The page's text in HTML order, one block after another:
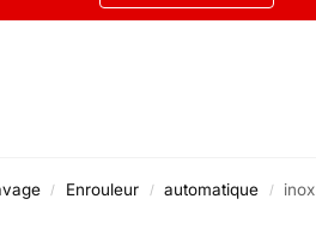
/ Enrouleur / automatique / inox